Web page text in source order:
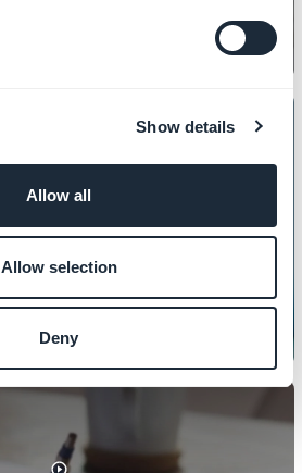
Show details
Allow all
Allow selection
Deny
404